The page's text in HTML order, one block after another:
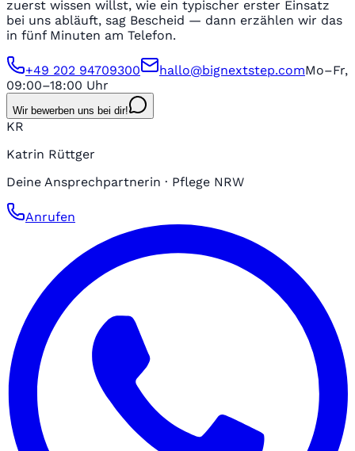
zuerst wissen willst, wie ein typischer erster Einsatz
bei uns abläuft, sag Bescheid — dann erzählen wir das
in fünf Minuten am Telefon.
+49 202 94709300 hallo@bignextstep.comMo–Fr,
09:00–18:00 Uhr
Wir bewerben uns bei dir!
KR
Katrin Rüttger
Deine Ansprechpartnerin · Pflege NRW
Anrufen